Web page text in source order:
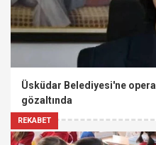
REKABET
Üsküdar Belediyesi'ne
gözaltında